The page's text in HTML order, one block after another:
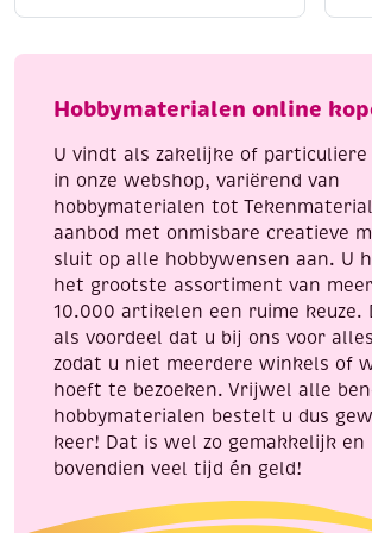
voor behoud
professionele en luxe uitstraling.
50
lila
50
Hobbymaterialen online
U vindt als zakelijke of
in onze webshop, variërend van
hobbymaterialen tot
aanbod met onmisbare creatieve
sluit op alle hobbywensen aan. U
het grootste assortiment van
10.000 artikelen een ruime keuze.
als voordeel dat u bij ons voor
zodat u niet meerdere winkels of
hoeft te bezoeken. Vrijwel alle
hobbymaterialen bestelt u dus
keer! Dat is wel zo gemakkelijk en
bovendien veel tijd én geld!